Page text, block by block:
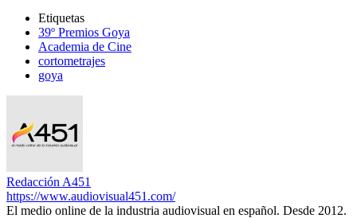
Etiquetas
39º Premios Goya
Academia de Cine
cortometrajes
goya
Redacción A451
https://www.audiovisual451.com/
El medio online de la industria audiovisual en español. Desde 2012.